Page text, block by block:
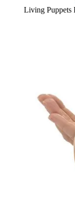
Living Puppets